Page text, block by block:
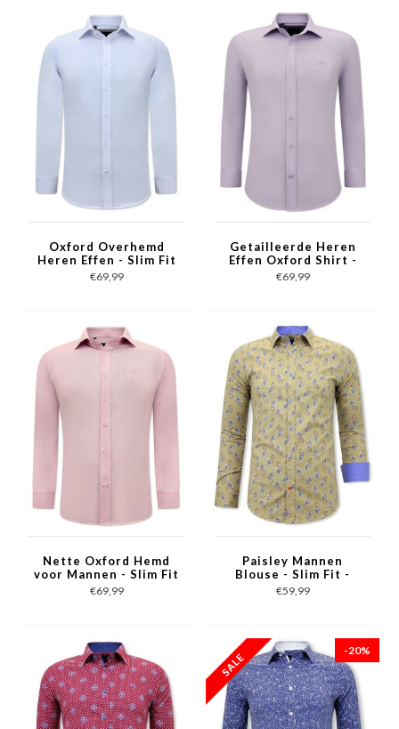
Oxford Overhemd
Heren Effen - Slim Fit
Stretch - Wit
€69,99
Getailleerde Heren
Effen Oxford Shirt -
Slim Fit Stretch -
Paars
€69,99
Nette Oxford Hemd
voor Mannen - Slim Fit
Stretch - Roze
€69,99
Paisley Mannen
Blouse - Slim Fit -
3089 - Bruin
€59,99
-20%